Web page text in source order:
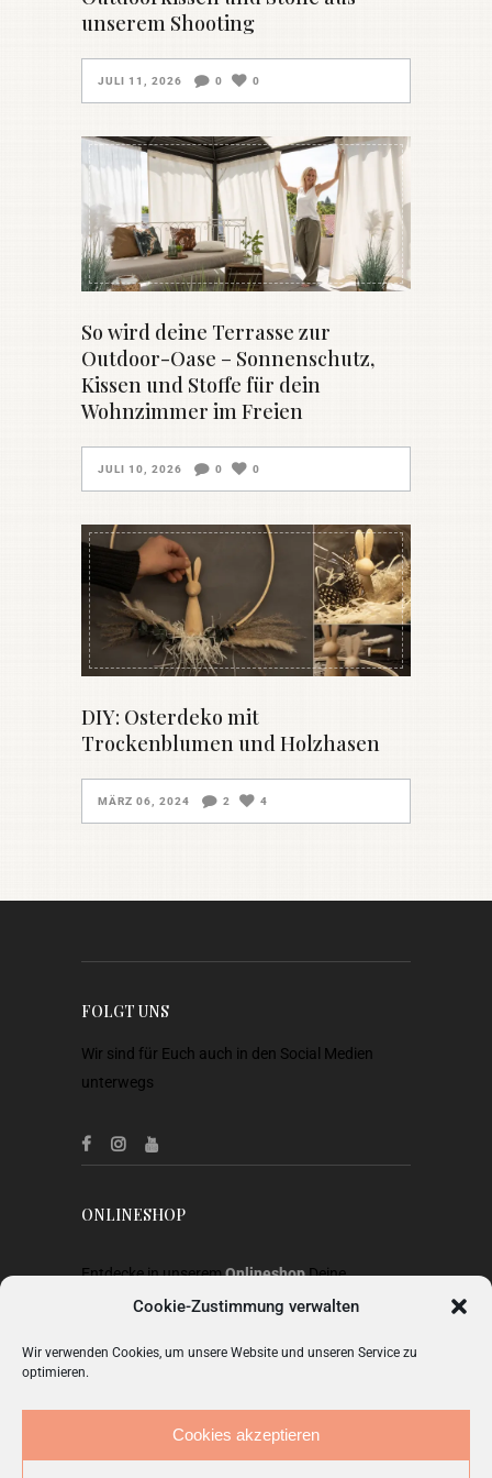
Cookie-Zustimmung verwalten
Wir verwenden Cookies, um unsere Website und unseren Service zu
optimieren.
Cookies akzeptieren
unserem Shooting
JULI 11, 2026 0 0
So wird deine Terrasse zur
Outdoor-Oase – Sonnenschutz,
Kissen und Stoffe für dein
Wohnzimmer im Freien
JULI 10, 2026 0 0
DIY: Osterdeko mit
Trockenblumen und Holzhasen
MÄRZ 06, 2024 2 4
FOLGT UNS
Wir sind für Euch auch in den Social Medien
unterwegs
ONLINESHOP
Entdecke in unseremOnlineshopDeine
Lieblingsstücke aus Heimtextilien, Gardinen,
Mode.